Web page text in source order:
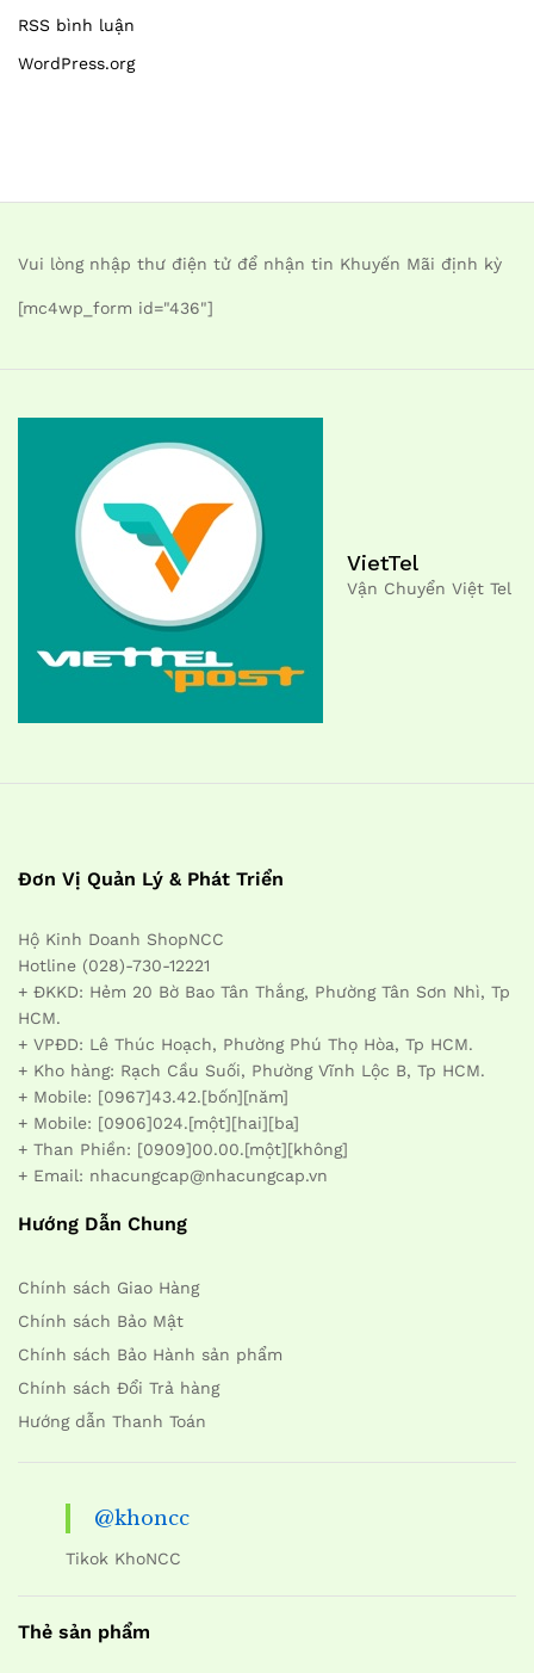
RSS bình luận
WordPress.org
Vui lòng nhập thư điện tử để nhận tin Khuyến Mãi định kỳ
[mc4wp_form id="436"]
VietTel
Vận Chuyển Việt Tel
Đơn Vị Quản Lý & Phát Triển
Hộ Kinh Doanh ShopNCC
Hotline (028)-730-12221
+ ĐKKD: Hẻm 20 Bờ Bao Tân Thắng, Phường Tân Sơn Nhì, Tp
HCM.
+ VPĐD: Lê Thúc Hoạch, Phường Phú Thọ Hòa, Tp HCM.
+ Kho hàng: Rạch Cầu Suối, Phường Vĩnh Lộc B, Tp HCM.
+ Mobile: [0967]43.42.[bốn][năm]
+ Mobile: [0906]024.[một][hai][ba]
+ Than Phiền: [0909]00.00.[một][không]
+ Email: nhacungcap@nhacungcap.vn
Hướng Dẫn Chung
Chính sách Giao Hàng
Chính sách Bảo Mật
Chính sách Bảo Hành sản phẩm
Chính sách Đổi Trả hàng
Hướng dẫn Thanh Toán
@khoncc
Tikok KhoNCC
Thẻ sản phẩm